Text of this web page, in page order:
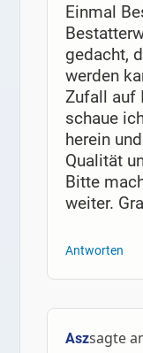
Einmal
gedacht,
werden
Zufall auf
schaue
herein
Qualität
Bitte
weiter.
Antworten
Aszsagte